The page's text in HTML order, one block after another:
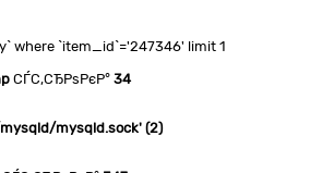
where `item_id`='247346' limit 1
СЃС‚СЂРѕРєР°34
mysqld.sock' (2)